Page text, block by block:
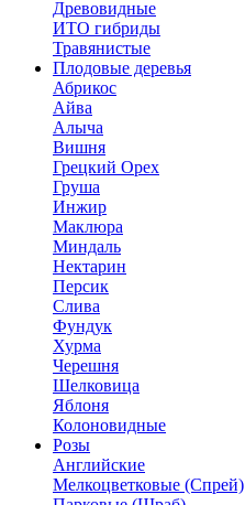
Древовидные
ИТО гибриды
Травянистые
Плодовые деревья
Абрикос
Айва
Алыча
Вишня
Грецкий Орех
Груша
Инжир
Маклюра
Миндаль
Нектарин
Персик
Слива
Фундук
Хурма
Черешня
Шелковица
Яблоня
Колоновидные
Розы
Английские
Мелкоцветковые (Спрей)